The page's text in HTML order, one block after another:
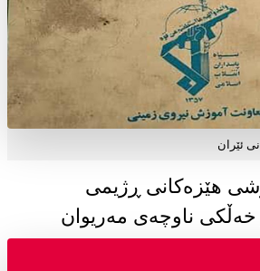
ئێران
هێزەکانی ڕژیمی
ناوچەی مەریوان